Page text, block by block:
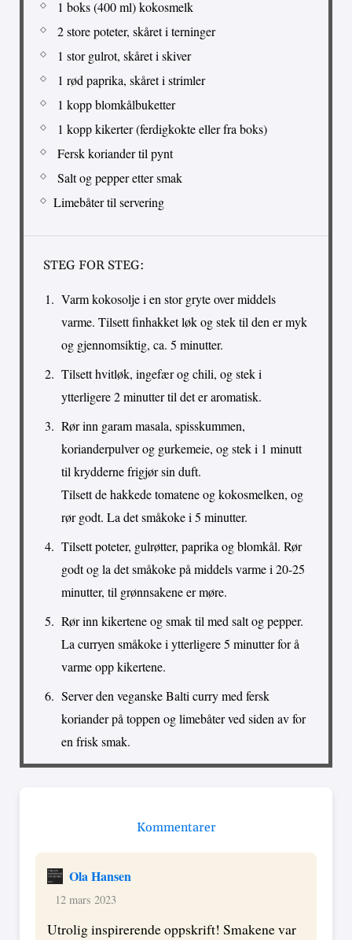
1 boks (400 ml) kokosmelk
2 store poteter, skåret i terninger
1 stor gulrot, skåret i skiver
1 rød paprika, skåret i strimler
1 kopp blomkålbuketter
1 kopp kikerter (ferdigkokte eller fra boks)
Fersk koriander til pynt
Salt og pepper etter smak
Limebåter til servering
STEG FOR STEG:
Varm kokosolje i en stor gryte over middels
varme. Tilsett finhakket løk og stek til den er myk
og gjennomsiktig, ca. 5 minutter.
Tilsett hvitløk, ingefær og chili, og stek i
ytterligere 2 minutter til det er aromatisk.
Rør inn garam masala, spisskummen,
korianderpulver og gurkemeie, og stek i 1 minutt
til krydderne frigjør sin duft.
Tilsett de hakkede tomatene og kokosmelken, og
rør godt. La det småkoke i 5 minutter.
Tilsett poteter, gulrøtter, paprika og blomkål. Rør
godt og la det småkoke på middels varme i 20-25
minutter, til grønnsakene er møre.
Rør inn kikertene og smak til med salt og pepper.
La curryen småkoke i ytterligere 5 minutter for å
varme opp kikertene.
Server den veganske Balti curry med fersk
koriander på toppen og limebåter ved siden av for
en frisk smak.
Kommentarer
Ola Hansen
12 mars 2023
Utrolig inspirerende oppskrift! Smakene var